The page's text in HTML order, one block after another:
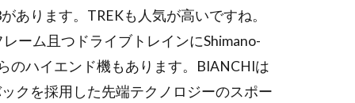
あります。TREKも人気が高いですね。
ーム且つドライブトレインにShimano-
のハイエンド機もあります。BIANCHIは
クを採用した先端テクノロジーのスポー